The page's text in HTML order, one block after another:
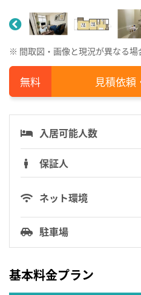
植木と額とクッションなどは写真
※ 間取図・画像と現況が異なる場
見積依頼
入居可能人数
保証人
ネット環境
駐車場
基本料金プラン